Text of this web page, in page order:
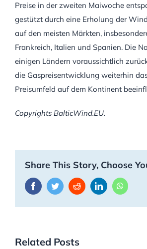
Preise in der zweiten Maiwoche
gestützt durch eine Erholung der
auf den meisten Märkten,
Frankreich, Italien und Spanien. Die
einigen Ländern voraussichtlich
die Gaspreisentwicklung weiterhin
Preisumfeld auf dem Kontinent
Copyrights BalticWind.EU.
Share This Story, Choose
FacebookTwitterRedditLinkedIn
Related Posts